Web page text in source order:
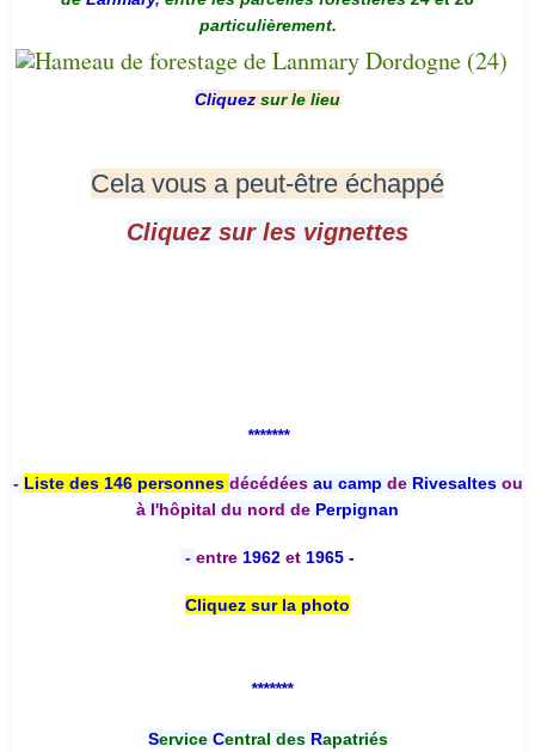
particulièrement.
Cliquez sur le lieu
Cela vous a peut-être échappé
Cliquez sur les vignettes
*******
- Liste des 146 personnes décédées au camp deRivesaltesou
à l'hôpital du nord de Perpignan
- entre 1962 et 1965 -
Cliquez sur la photo
*******
Service Central desRapatriés